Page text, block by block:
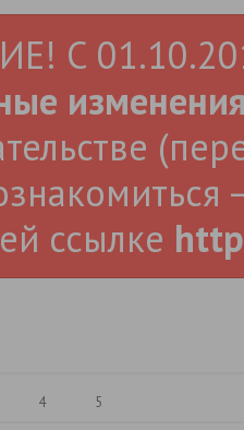
С
ссылке
4 5